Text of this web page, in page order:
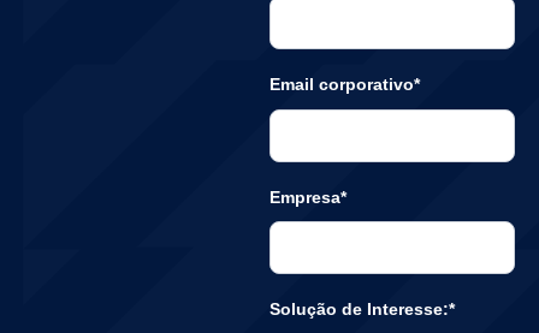
Email corporativo*
Empresa*
Solução de Interesse:*